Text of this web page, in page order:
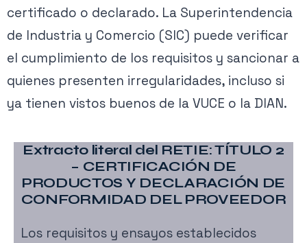
certificado o declarado. La Superintendencia
de Industria y Comercio (SIC) puede verificar
el cumplimiento de los requisitos y sancionar a
quienes presenten irregularidades, incluso si
ya tienen vistos buenos de la VUCE o la DIAN.
Extracto literal del RETIE: TÍTULO 2
– CERTIFICACIÓN DE
PRODUCTOS Y DECLARACIÓN DE
CONFORMIDAD DEL PROVEEDOR
Los requisitos y ensayos establecidos